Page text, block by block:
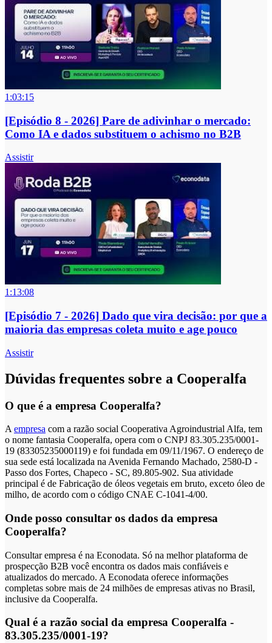
1:03:15
[Episódio 8 - 2026] Pare de adivinhar o mercado:
Como IA e dados substituem o achismo no B2B
Assistir
1:13:08
[Episódio 7 - 2026] Dado que vira decisão: por que a
maioria das empresas coleta muito e age pouco
Assistir
Dúvidas frequentes sobre a Cooperalfa
O que é a empresa Cooperalfa?
A empresa com a razão social Cooperativa Agroindustrial Alfa, tem
o nome fantasia Cooperalfa, opera com o CNPJ 83.305.235/0001-
19 (83305235000119) e foi fundada em 09/11/1967. O endereço de
sua sede está localizada na Avenida Fernando Machado, 2580-D -
Passo dos Fortes, Chapeco - SC, 89.805-902. Sua atividade
principal é de Fabricação de óleos vegetais em bruto, exceto óleo de
milho, de acordo com o código CNAE C-1041-4/00.
Onde posso consultar os dados da empresa
Cooperalfa?
Consultar empresa é na Econodata. Só na melhor plataforma de
prospecção B2B você encontra os dados mais confiáveis e
atualizados do mercado. A Econodata oferece informações
completas sobre mais de 24 milhões de empresas ativas no Brasil,
inclusive da Cooperalfa.
Qual é a razão social da empresa Cooperalfa -
83.305.235/0001-19?